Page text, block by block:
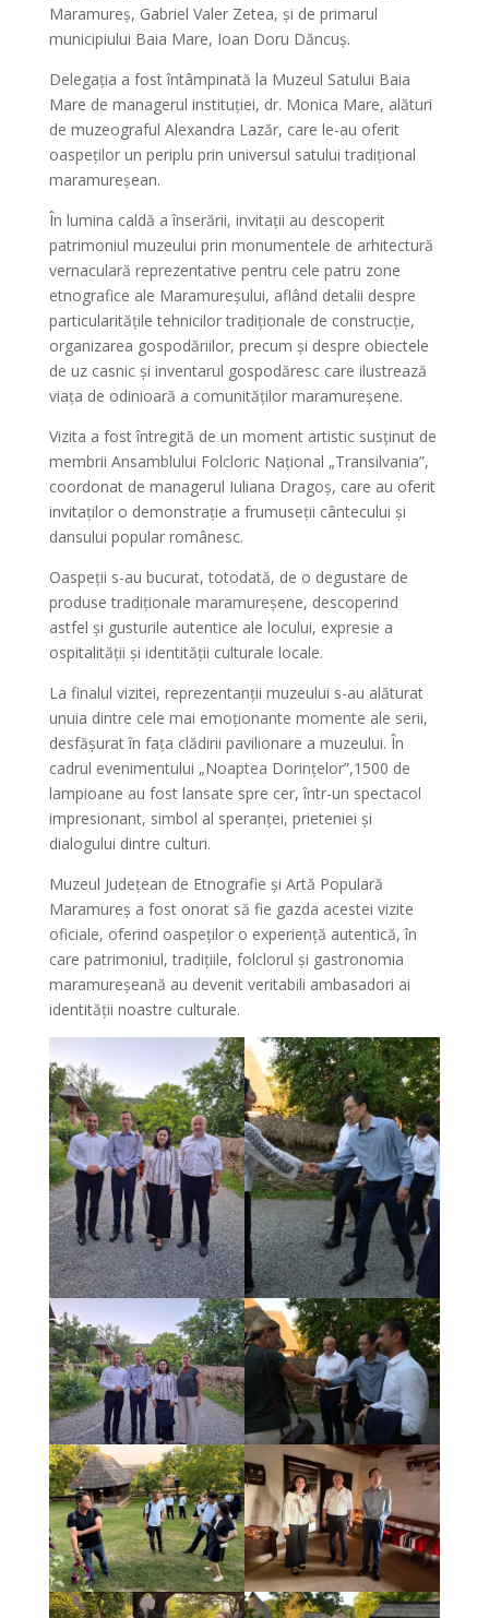
Maramureș, Gabriel Valer Zetea, și de primarul
municipiului Baia Mare, Ioan Doru Dăncuș.
Delegația a fost întâmpinată la Muzeul Satului Baia
Mare de managerul instituției, dr. Monica Mare, alături
de muzeograful Alexandra Lazăr, care le-au oferit
oaspeților un periplu prin universul satului tradițional
maramureșean.
În lumina caldă a înserării, invitații au descoperit
patrimoniul muzeului prin monumentele de arhitectură
vernaculară reprezentative pentru cele patru zone
etnografice ale Maramureșului, aflând detalii despre
particularitățile tehnicilor tradiționale de construcție,
organizarea gospodăriilor, precum și despre obiectele
de uz casnic și inventarul gospodăresc care ilustrează
viața de odinioară a comunităților maramureșene.
Vizita a fost întregită de un moment artistic susținut de
membrii Ansamblului Folcloric Național „Transilvania”,
coordonat de managerul Iuliana Dragoș, care au oferit
invitaților o demonstrație a frumuseții cântecului și
dansului popular românesc.
Oaspeții s-au bucurat, totodată, de o degustare de
produse tradiționale maramureșene, descoperind
astfel și gusturile autentice ale locului, expresie a
ospitalității și identității culturale locale.
La finalul vizitei, reprezentanții muzeului s-au alăturat
unuia dintre cele mai emoționante momente ale serii,
desfășurat în fața clădirii pavilionare a muzeului. În
cadrul evenimentului „Noaptea Dorințelor”,1500 de
lampioane au fost lansate spre cer, într-un spectacol
impresionant, simbol al speranței, prieteniei și
dialogului dintre culturi.
Muzeul Județean de Etnografie și Artă Populară
Maramureș a fost onorat să fie gazda acestei vizite
oficiale, oferind oaspeților o experiență autentică, în
care patrimoniul, tradițiile, folclorul și gastronomia
maramureșeană au devenit veritabili ambasadori ai
identității noastre culturale.